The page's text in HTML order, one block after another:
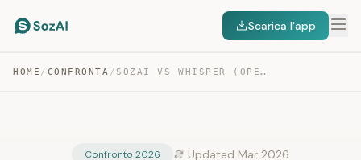
Scarica l'app
HOME / CONFRONTA / SOZAI VS WHISPER (OPENAI)
Confronto 2026 Updated Mar 2026